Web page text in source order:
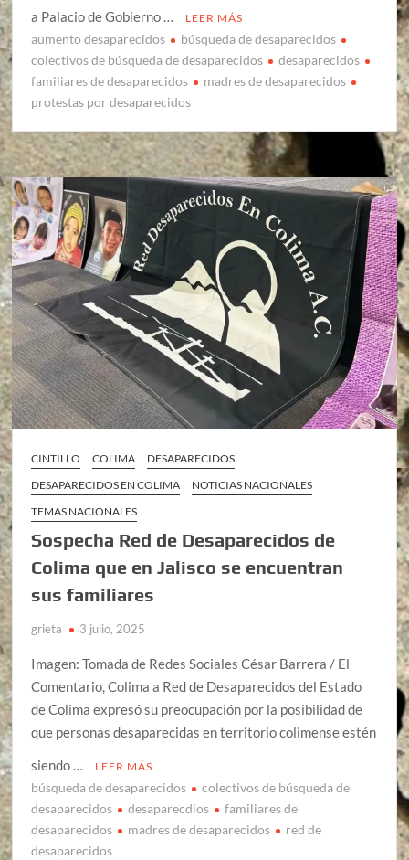
a Palacio de Gobierno … LEER MÁS
aumento desaparecidos
búsqueda de desaparecidos
colectivos de búsqueda de desaparecidos
desaparecidos
familiares de desaparecidos
madres de desaparecidos
protestas por desaparecidos
CINTILLO COLIMA
DESAPARECIDOS
DESAPARECIDOS EN COLIMA
NOTICIAS NACIONALES
TEMAS NACIONALES
Sospecha Red de Desaparecidos de
Colima que en Jalisco se encuentran
sus familiares
grieta 3 julio, 2025
Imagen: Tomada de Redes Sociales César Barrera / El
Comentario, Colima a Red de Desaparecidos del Estado
de Colima expresó su preocupación por la posibilidad de
que personas desaparecidas en territorio colimense estén
siendo …
LEER MÁS
búsqueda de desaparecidos
colectivos de búsqueda de
desaparecidos
desaparecdios
familiares de
desaparecidos
madres de desaparecidos
red de
desaparecidos